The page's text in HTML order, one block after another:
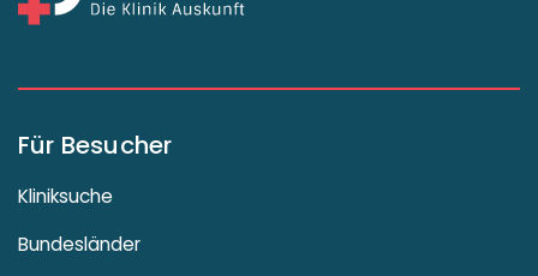
Für Besucher
Kliniksuche
Bundesländer